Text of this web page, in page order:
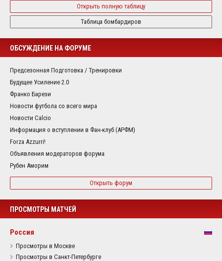
Открыть полную таблицу
Таблица бомбардиров
ОБСУЖДЕНИЕ НА ФОРУМЕ
Предсезонная Подготовка / Тренировки
Будущее Усиление 2.0
Франко Барези
Новости футбола со всего мира
Новости Calcio
Информация о вступлении в Фан-клуб (АРФМ)
Forza Azzurri!
Объявления модераторов форума
Рубен Аморим
Открыть форум
ПРОСМОТРЫ МАТЧЕЙ
Россия
Просмотры в Москве
Просмотры в Санкт-Петербурге